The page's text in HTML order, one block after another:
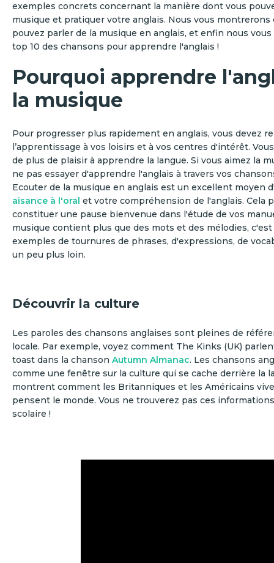
exemples concrets concernant la manière dont vous
musique et pratiquer votre anglais. Nous vous
pouvez parler de la musique en anglais, et enfin nous
top 10 des chansons pour apprendre l'anglais !
Pourquoi apprendre
la musique
Pour progresser plus rapidement en anglais, vous devez
l’apprentissage à vos loisirs et à vos centres d'intérêt.
de plus de plaisir à apprendre la langue. Si vous aimez la
ne pas essayer d'apprendre l'anglais à travers vos
Ecouter de la musique en anglais est un excellent moyen
aisance à l'oral et votre compréhension de l'anglais. Cela
constituer une pause bienvenue dans l'étude de vos
musique contient plus que des mots et des mélodies,
exemples de tournures de phrases, d'expressions, de
un peu plus loin.
Découvrir la culture
Les paroles des chansons anglaises sont pleines de
locale. Par exemple, voyez comment The Kinks (UK)
toast dans la chanson Autumn Almanac. Les chansons
comme une fenêtre sur la culture qui se cache derrière la
montrent comment les Britanniques et les Américains
pensent le monde. Vous ne trouverez pas ces
scolaire !